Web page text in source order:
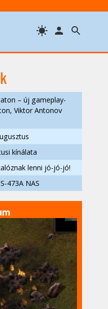
– új gameplay-
Viktor Antonov
kínálata
lenni jó-jó-jó!
473A NAS